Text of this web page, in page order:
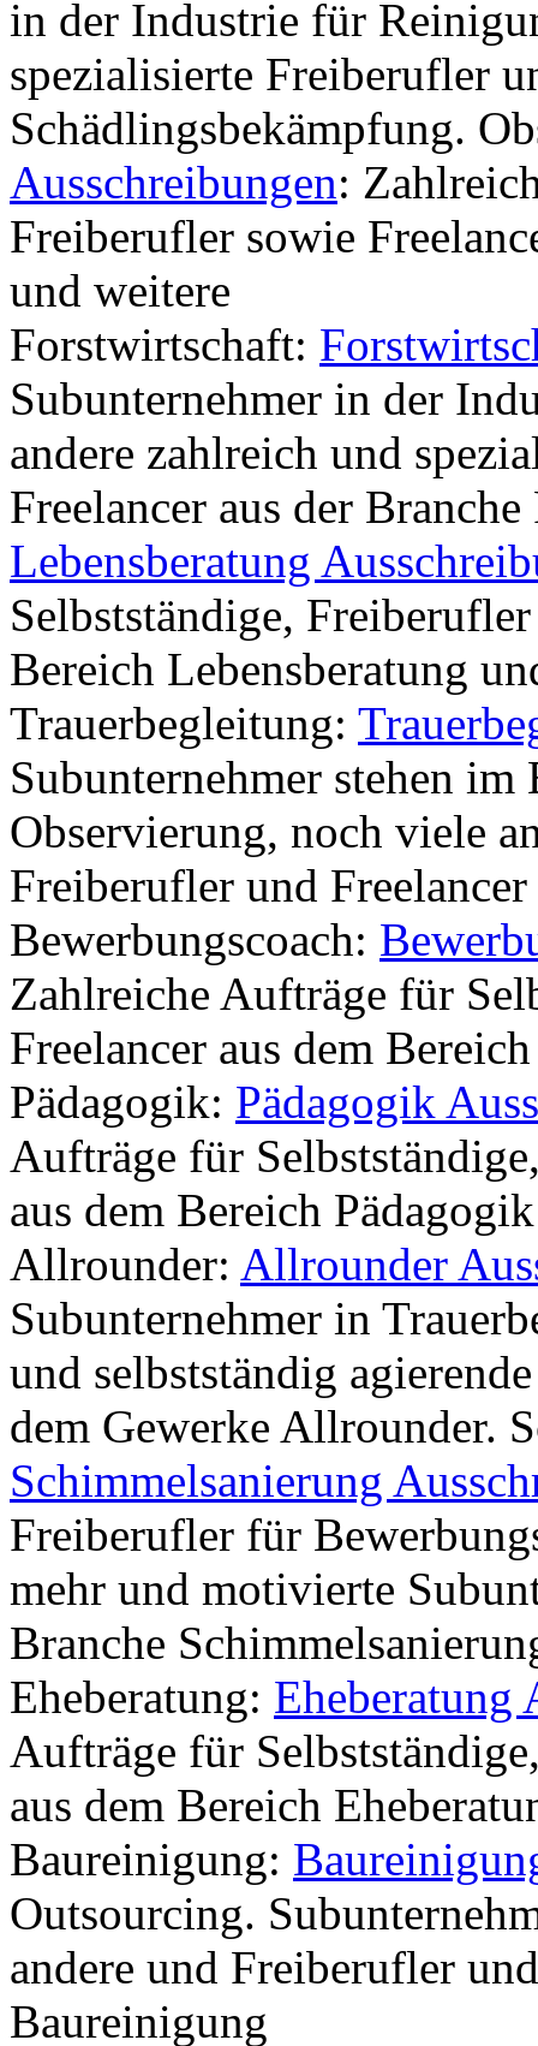
in der Industrie für
spezialisierte Freiberufler
Schädlingsbekämpfung.
Ausschreibungen:
Freiberufler sowie
und weitere
Forstwirtschaft:
Subunternehmer in der
andere zahlreich und
Freelancer aus der
Lebensberatung
Selbstständige,
Bereich Lebensberatung
Trauerbegleitung:
Subunternehmer stehen
Observierung, noch viele
Freiberufler und
Bewerbungscoach:
Zahlreiche Aufträge für
Freelancer aus dem
Pädagogik: Pädagogik
Aufträge für
aus dem Bereich
Allrounder: Allrounder
Subunternehmer in
und selbstständig
dem Gewerke Allrounder.
Schimmelsanierung
Freiberufler für
mehr und motivierte
Branche
Eheberatung: Eheberatung
Aufträge für
aus dem Bereich
Baureinigung:
Outsourcing.
andere und Freiberufler
Baureinigung